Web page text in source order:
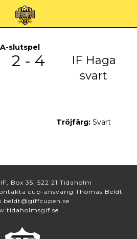
A-slutspel
2 - 4
IF Haga
svart
Tröjfärg: Svart
Box 35, 522 21 Tidaholm
cup-ansvarig Thomas Beldt